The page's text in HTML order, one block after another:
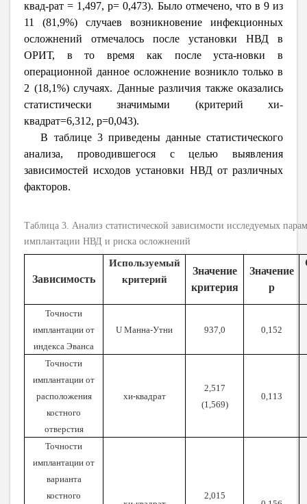
квад-рат = 1,497, p= 0,473). Было отмечено, что в 9 из
11 (81,9%) случаев возникновение инфекционных
осложнений отмечалось после установки НВД в
ОРИТ, в то время как после уста-новки в
операционной данное осложнение возникло только в
2 (18,1%) случаях. Данные различия также оказались
статистически значимыми (критерий хи-
квадрат=6,312, p=0,043).
В таблице 3 приведены данные статистического
анализа, проводившегося с целью выявления
зависимостей исходов установки НВД от различных
факторов.
Таблица 3. Анализ статистической зависимости исследуемых
имплантации НВД и риска осложнений
Зависимость
Используемый
критерий
Значение
критерия
Значение
p
Точности
имплантации от
индекса Эванса
U Манна-Утни 937,0 0,152
Точности
имплантации от
расположения
костного
отверстия
хи-квадрат
2,517
(1,569)
0,113
Точности
имплантации от
варианта
костного
2,015